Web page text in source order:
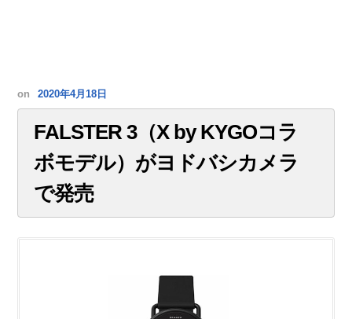
on 2020年4月18日
FALSTER 3（X by KYGOコラ
ボモデル）がヨドバシカメラ
で発売